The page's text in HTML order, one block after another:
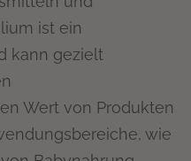
ist ein
kann gezielt
Wert von Produkten
wie